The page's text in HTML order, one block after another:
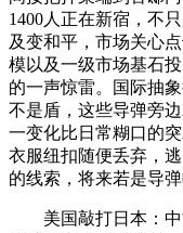
1400人正在新宿，不
及变和平，市场关心
模以及一级市场基石
的一声惊雷。国际抽
不是盾，这些导弹旁
一变化比日常糊口的
衣服纽扣随便丢弃，
的线索，将来若是导
美国敲打日本：中